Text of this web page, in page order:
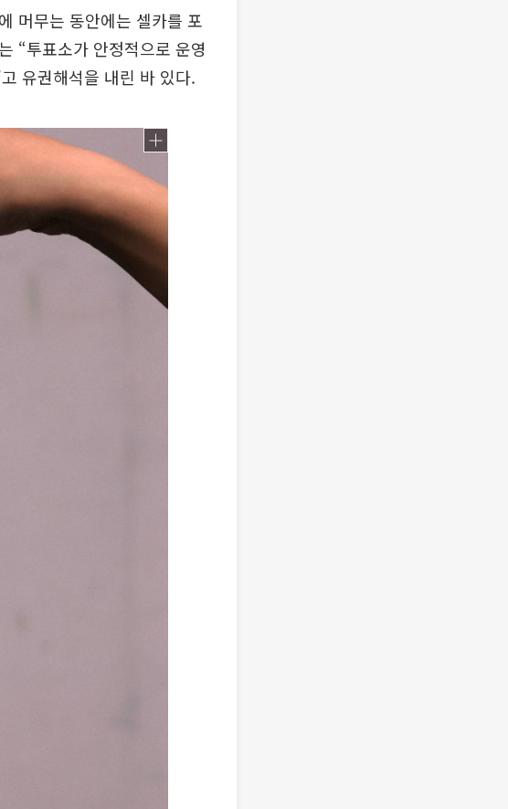
머무는 동안에는 셀카를 포
“투표소가 안정적으로 운영
유권해석을 내린 바 있다.